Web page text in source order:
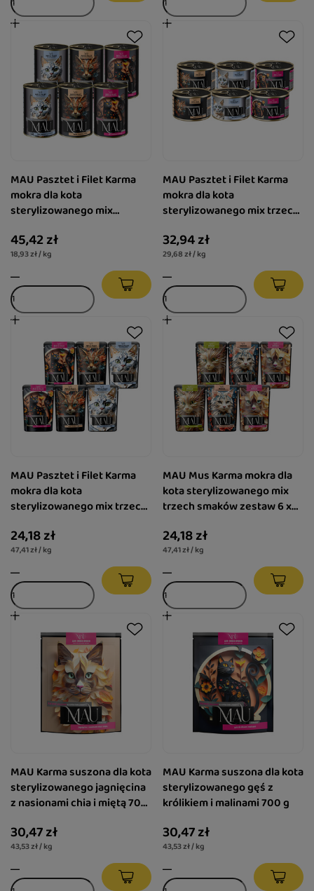
MAU Pasztet i Filet Karma
mokra dla kota
sterylizowanego mix
45,42 zł
18,93 zł / kg
MAU Pasztet i Filet Karma
mokra dla kota
sterylizowanego mix trzech
32,94 zł
29,68 zł / kg
MAU Pasztet i Filet Karma
mokra dla kota
sterylizowanego mix trzech
24,18 zł
47,41 zł / kg
MAU Mus Karma mokra dla
kota sterylizowanego mix
trzech smaków zestaw 6 x
24,18 zł
47,41 zł / kg
MAU Karma suszona dla kota
sterylizowanego jagnięcina
z nasionami chia i miętą 700
30,47 zł
43,53 zł / kg
MAU Karma suszona dla kota
sterylizowanego gęś z
królikiem i malinami 700 g
30,47 zł
43,53 zł / kg